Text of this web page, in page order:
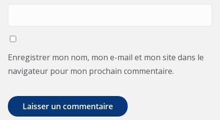
Enregistrer mon nom, mon e-mail et mon site dans le
navigateur pour mon prochain commentaire.